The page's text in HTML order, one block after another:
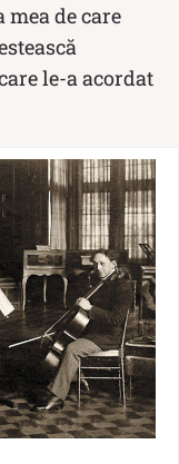
de care
le-a acordat